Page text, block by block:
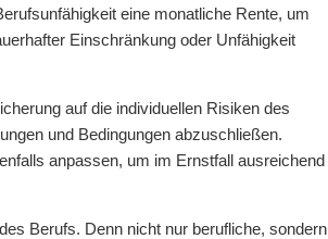
eine monatliche Rente, um
Einschränkung oder Unfähigkeit
auf die individuellen Risiken des
und Bedingungen abzuschließen.
anpassen, um im Ernstfall ausreichend
Berufs. Denn nicht nur berufliche, sondern